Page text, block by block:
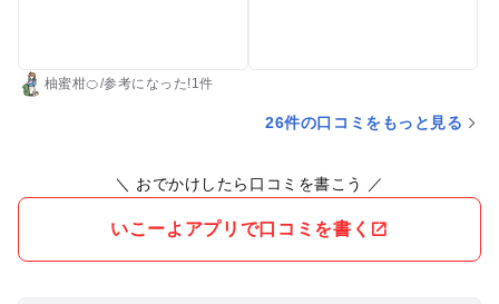
ったです。土日はもっと厳しいかと思いますので、持ち込みを
柚蜜柑🍊/参考に なった!1件
26件の口コミをもっと見る
＼ おでかけしたら口コミを書こう ／
いこーよアプリで口コミを書く